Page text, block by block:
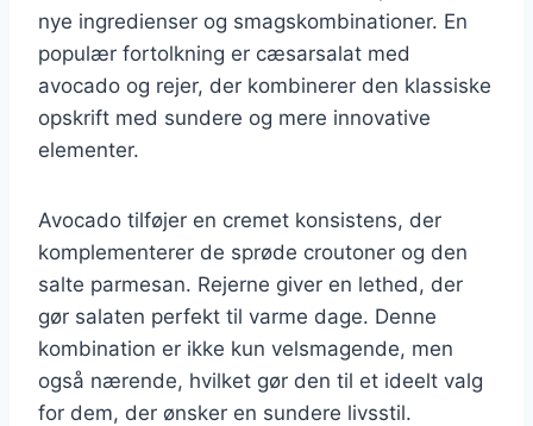
nye ingredienser og smagskombinationer. En
populær fortolkning er cæsarsalat med
avocado og rejer, der kombinerer den klassiske
opskrift med sundere og mere innovative
elementer.
Avocado tilføjer en cremet konsistens, der
komplementerer de sprøde croutoner og den
salte parmesan. Rejerne giver en lethed, der
gør salaten perfekt til varme dage. Denne
kombination er ikke kun velsmagende, men
også nærende, hvilket gør den til et ideelt valg
for dem, der ønsker en sundere livsstil.